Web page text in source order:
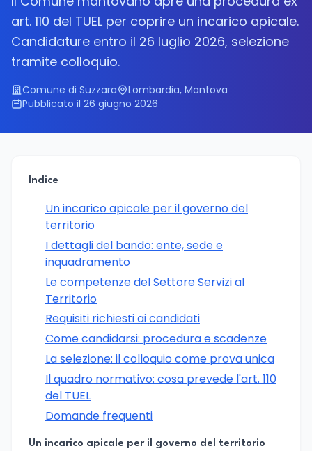
art. 110 del TUEL per coprire un incarico apicale.
Candidature entro il 26 luglio 2026, selezione
tramite colloquio.
Comune di Suzzara
Lombardia, Mantova
Pubblicato il 26 giugno 2026
Indice
Un incarico apicale per il governo del
territorio
I dettagli del bando: ente, sede e
inquadramento
Le competenze del Settore Servizi al
Territorio
Requisiti richiesti ai candidati
Come candidarsi: procedura e scadenze
La selezione: il colloquio come prova unica
Il quadro normativo: cosa prevede l'art. 110
del TUEL
Domande frequenti
Un incarico apicale per il governo del territorio